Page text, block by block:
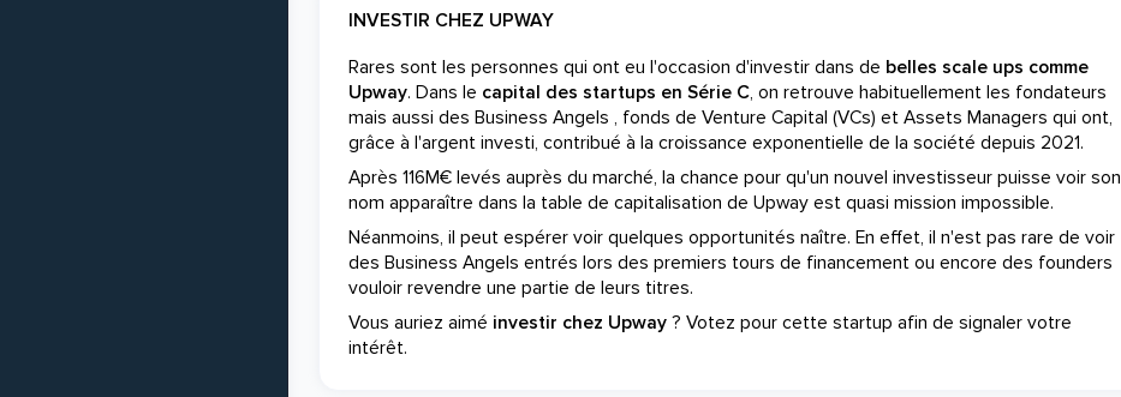
INVESTIR CHEZ UPWAY
Rares sont les personnes qui ont eu l'occasion d'investir dans de belles scale ups comme
Upway. Dans le capital des startups en Série C, on retrouve habituellement les fondateurs
mais aussi des Business Angels , fonds de Venture Capital (VCs) et Assets Managers qui ont,
grâce à l'argent investi, contribué à la croissance exponentielle de la société depuis 2021.
Après 116M€ levés auprès du marché, la chance pour qu'un nouvel investisseur puisse voir son
nom apparaître dans la table de capitalisation de Upway est quasi mission impossible.
Néanmoins, il peut espérer voir quelques opportunités naître. En effet, il n'est pas rare de voir
des Business Angels entrés lors des premiers tours de financement ou encore des founders
vouloir revendre une partie de leurs titres.
Vous auriez aimé investir chez Upway ? Votez pour cette startup afin de signaler votre
intérêt.